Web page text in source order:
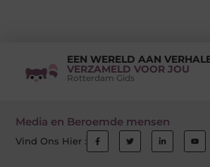
EEN WERELD AAN
VERZAMELD VOOR JOU
Rotterdam Gids
Media en Beroemde mensen
Vind Ons Hier :